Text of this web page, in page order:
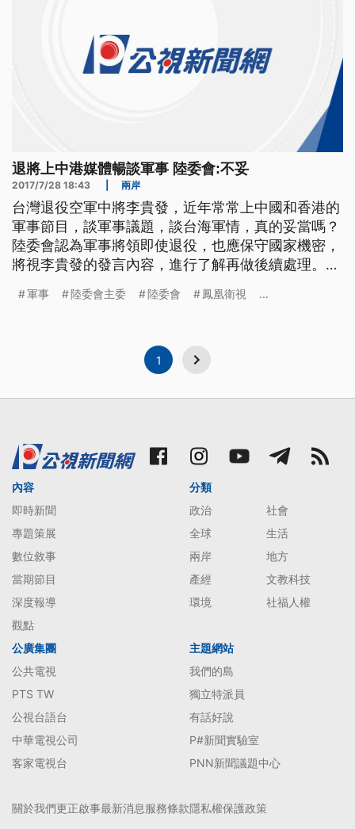
退將上中港媒體暢談軍事 陸委會:不妥
2017/7/28 18:43 兩岸
台灣退役空軍中將李貴發，近年常常上中國和香港的
軍事節目，談軍事議題，談台海軍情，真的妥當嗎？
陸委會認為軍事將領即使退役，也應保守國家機密，
將視李貴發的發言內容，進行了解再做後續處理。
港媒體暢談軍事，前空軍副司令李貴發日前出席鳳凰
軍事 陸委會主委 陸委會 鳳凰衛視 ...
1
內容
即時新聞
專題策展
數位敘事
當期節目
深度報導
觀點
分類
政治
社會
全球
生活
兩岸
地方
產經
文教科技
環境
社福人權
公廣集團
公共電視
PTS TW
公視台語台
中華電視公司
客家電視台
主題網站
我們的島
獨立特派員
有話好說
P#新聞實驗室
PNN新聞議題中心
關於我們更正啟事最新消息服務條款隱私權保護政策